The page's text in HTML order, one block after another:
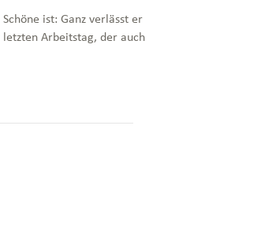
ist: Ganz verlässt er
Arbeitstag, der auch